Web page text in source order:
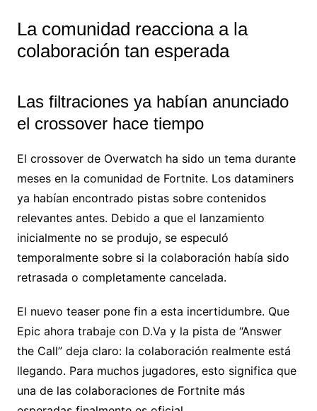
La comunidad reacciona a la
colaboración tan esperada
Las filtraciones ya habían anunciado
el crossover hace tiempo
El crossover de Overwatch ha sido un tema durante
meses en la comunidad de Fortnite. Los dataminers
ya habían encontrado pistas sobre contenidos
relevantes antes. Debido a que el lanzamiento
inicialmente no se produjo, se especuló
temporalmente sobre si la colaboración había sido
retrasada o completamente cancelada.
El nuevo teaser pone fin a esta incertidumbre. Que
Epic ahora trabaje con D.Va y la pista de “Answer
the Call” deja claro: la colaboración realmente está
llegando. Para muchos jugadores, esto significa que
una de las colaboraciones de Fortnite más